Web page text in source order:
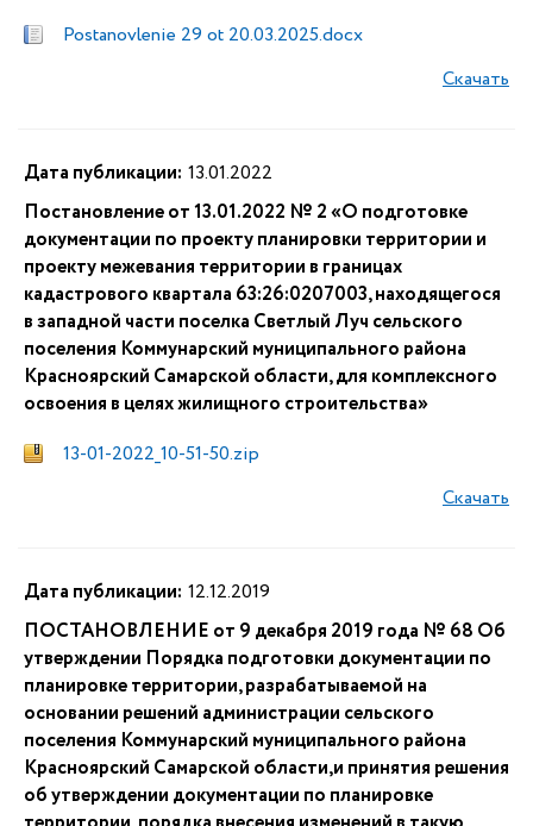
Postanovlenie 29 ot 20.03.2025.docx
Скачать
Дата публикации: 13.01.2022
Постановление от 13.01.2022 № 2 «О подготовке
документации по проекту планировки территории и
проекту межевания территории в границах
кадастрового квартала 63:26:0207003, находящегося
в западной части поселка Светлый Луч сельского
поселения Коммунарский муниципального района
Красноярский Самарской области, для комплексного
освоения в целях жилищного строительства»
13-01-2022_10-51-50.zip
Скачать
Дата публикации: 12.12.2019
ПОСТАНОВЛЕНИЕ от 9 декабря 2019 года № 68 Об
утверждении Порядка подготовки документации по
планировке территории, разрабатываемой на
основании решений администрации сельского
поселения Коммунарский муниципального района
Красноярский Самарской области,и принятия решения
об утверждении документации по планировке